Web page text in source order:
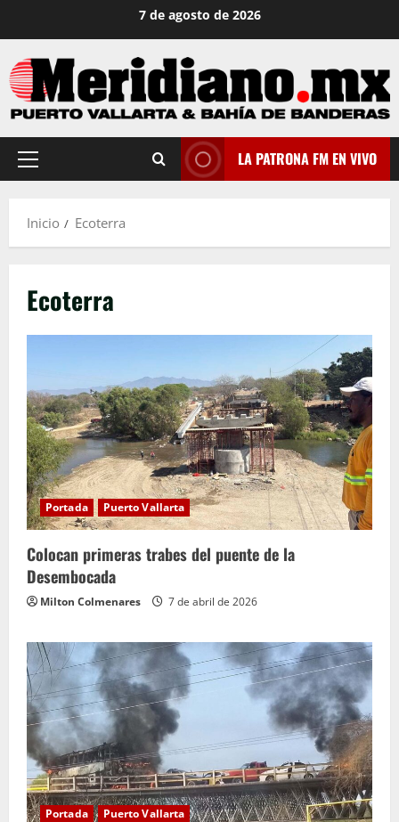
contenido
7 de agosto de 2026
Menú
LA PATRONA FM EN VIVO
Inicio Ecoterra
Ecoterra
Portada Puerto Vallarta
Colocan primeras trabes del puente de la
Desembocada
Milton Colmenares 7 de abril de 2026
Portada Puerto Vallarta